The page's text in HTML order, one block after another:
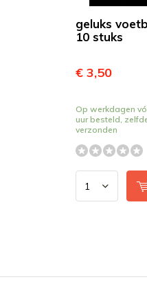
geluks
10 stuks
€ 3,50
Op werkdagen
uur besteld,
verzonden